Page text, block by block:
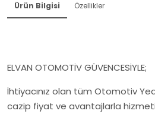
Ürün Bilgisi Özellikler
ELVAN OTOMOTİV GÜVENCESİYLE;
İhtiyacınız olan tüm Otomotiv
cazip fiyat ve avantajlarla